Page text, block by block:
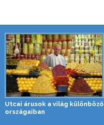
Utcai árusok a világ különböző
országaiban